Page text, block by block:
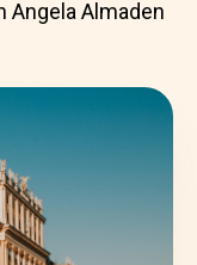
Angela Almaden